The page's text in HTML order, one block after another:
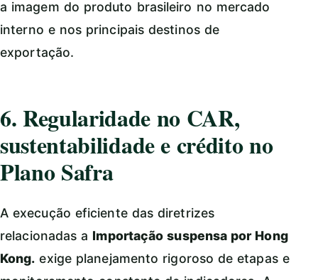
a imagem do produto brasileiro no mercado
interno e nos principais destinos de
exportação.
6. Regularidade no CAR,
sustentabilidade e crédito no
Plano Safra
A execução eficiente das diretrizes
relacionadas a Importação suspensa por Hong
Kong. exige planejamento rigoroso de etapas e